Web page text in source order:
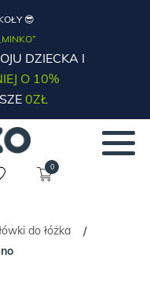
😎
DZIECKA I
O 10%
0ZŁ
0
do łóżka
/